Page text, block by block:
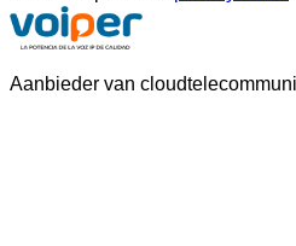
Aanbieder van